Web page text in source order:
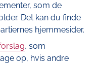
som de
Det kan du finde
hjemmesider.
, som
op, hvis andre